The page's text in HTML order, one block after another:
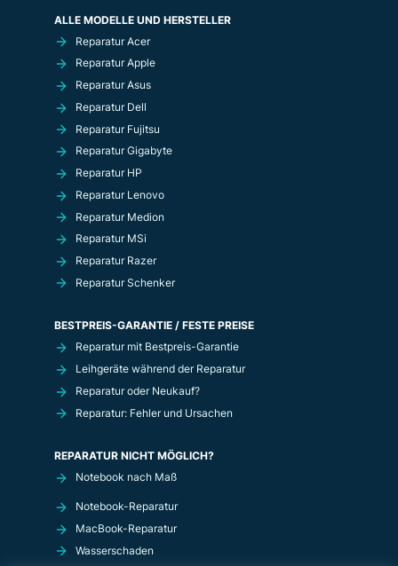
ALLE MODELLE UND HERSTELLER
Reparatur Acer
Reparatur Apple
Reparatur Asus
Reparatur Dell
Reparatur Fujitsu
Reparatur Gigabyte
Reparatur HP
Reparatur Lenovo
Reparatur Medion
Reparatur MSi
Reparatur Razer
Reparatur Schenker
BESTPREIS-GARANTIE / FESTE PREISE
Reparatur mit Bestpreis-Garantie
Leihgeräte während der Reparatur
Reparatur oder Neukauf?
Reparatur: Fehler und Ursachen
REPARATUR NICHT MÖGLICH?
Notebook nach Maß
Notebook-Reparatur
MacBook-Reparatur
Wasserschaden